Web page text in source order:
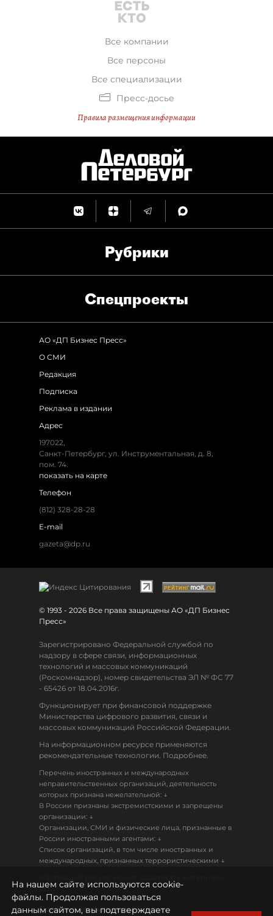
Все компании
Все персоны
Все специализации
Пресс-досье
Правила размещения информации
Рубрики
Спец­проекты
АО «ДП Бизнес Пресс»
О СМИ
Редакция
Подписка
Реклама в издании
Адрес
197022,
Санкт-Петербург, ул. Инструментальная, д. 8,
пом. 74.
показать на карте
Телефон
(812) 328-28-28
E-mail
gazeta@dp.ru
© 1993 - 2026 Все права защищены АО «ДП Бизнес
Пресс»
Зарегистрировано Федеральной службой по
надзору в сфере связи, информационных
технологий и массовых коммуникаций
(Роскомнадзор), номер свидетельства ЭЛ № ФС 77
- 65426 от 18.04.2016г.
Функционирует при финансовой поддержке
Министерства цифрового развития, связи и
массовых коммуникаций Российской Федерации.
На информационном ресурсе применяются
рекомендательные технологии. Подробнее.
Перечень иностранных и международных
неправительственных организаций, деятельность
которых признана нежелательной: ↓
В России признаны экстремистскими и запрещены
организации: ↓
Организации, СМИ и физические лица, признанные в
России иностранными агентами: ↓
Список организаций, в том числе иностранных и
международных, признанных террористическими ↓
18+
Политика конфиденциальности
На нашем сайте используются cookie-
файлы. Продолжая пользоваться
данным сайтом, вы подтверждаете